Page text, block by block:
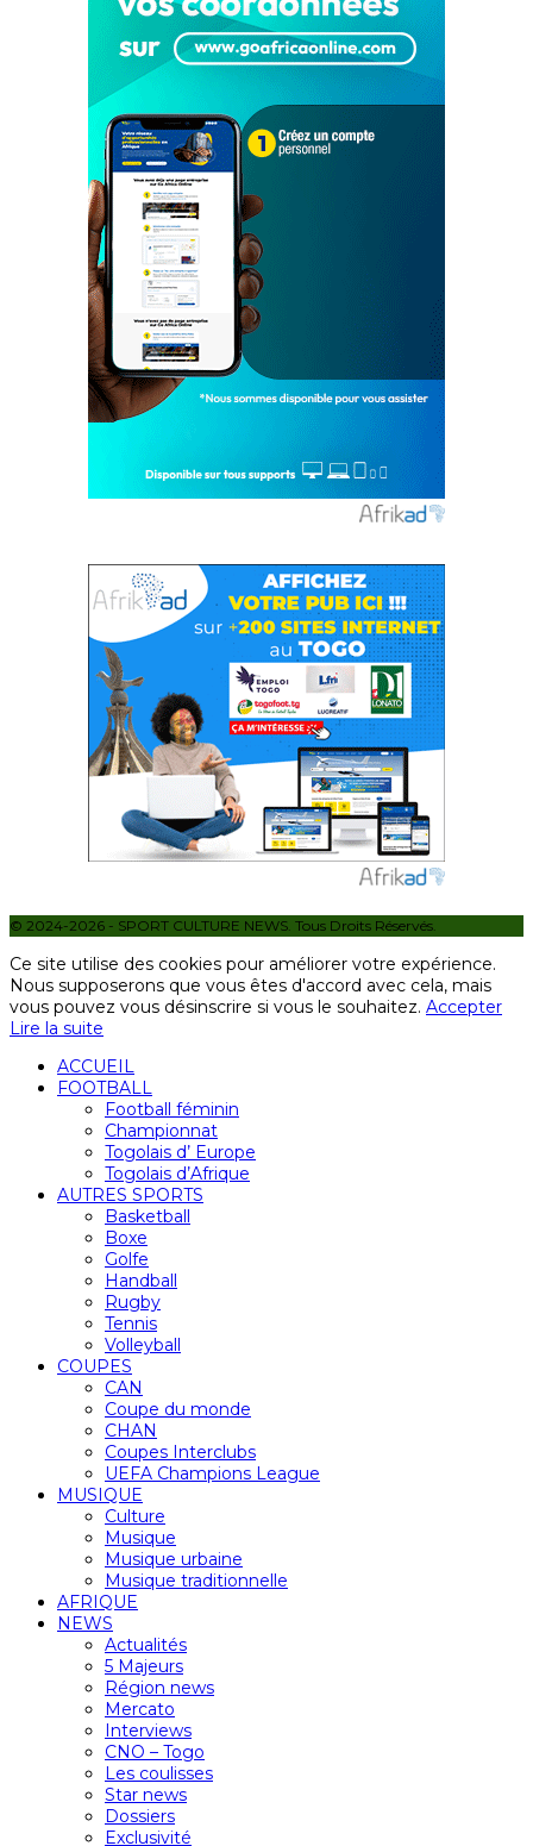
© 2024-2026 - SPORT CULTURE NEWS. Tous Droits Réservés.
Ce site utilise des cookies pour améliorer votre expérience.
Nous supposerons que vous êtes d'accord avec cela, mais
vous pouvez vous désinscrire si vous le souhaitez. Accepter
Lire la suite
ACCUEIL
FOOTBALL
Football féminin
Championnat
Togolais d’ Europe
Togolais d’Afrique
AUTRES SPORTS
Basketball
Boxe
Golfe
Handball
Rugby
Tennis
Volleyball
COUPES
CAN
Coupe du monde
CHAN
Coupes Interclubs
UEFA Champions League
MUSIQUE
Culture
Musique
Musique urbaine
Musique traditionnelle
AFRIQUE
NEWS
Actualités
5 Majeurs
Région news
Mercato
Interviews
CNO – Togo
Les coulisses
Star news
Dossiers
Exclusivité